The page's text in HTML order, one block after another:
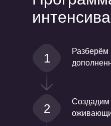
интенсива
Разберём
1
2